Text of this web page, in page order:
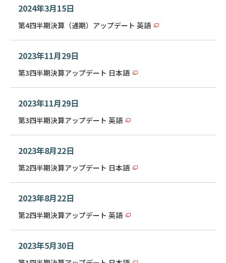
2024年3月15日
第4四半期決算（通期）アップデート 英語
2023年11月29日
第3四半期決算アップデート 日本語
2023年11月29日
第3四半期決算アップデート 英語
2023年8月22日
第2四半期決算アップデート 日本語
2023年8月22日
第2四半期決算アップデート 英語
2023年5月30日